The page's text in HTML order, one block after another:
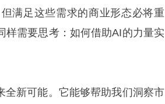
满足这些需求的商业形态必将重
样需要思考：如何借助AI的力量实
全新可能。它能够帮助我们洞察市